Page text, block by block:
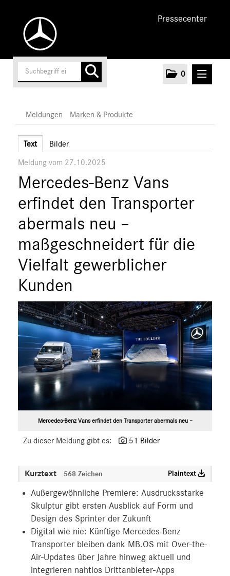
Pressecenter
0
Unternehmen
Cars
Vans
Marken & Produkte
MEDIA
ÜBER UNS
ANSPRECHPARTNER
Meldungen Marken & Produkte
Text Bilder
Meldung vom 27.10.2025
Mercedes-Benz Vans
erfindet den Transporter
abermals neu –
maßgeschneidert für die
Vielfalt gewerblicher
Kunden
Mercedes-Benz Vans erfindet den Transporter abermals neu –
Zu dieser Meldung gibt es: 51 Bilder
Kurztext 568 Zeichen Plaintext
Außergewöhnliche Premiere: Ausdrucksstarke
Skulptur gibt ersten Ausblick auf Form und
Design des Sprinter der Zukunft
Digital wie nie: Künftige Mercedes-Benz
Transporter bleiben dank MB.OS mit Over-the-
Air-Updates über Jahre hinweg aktuell und
integrieren nahtlos Drittanbieter-Apps